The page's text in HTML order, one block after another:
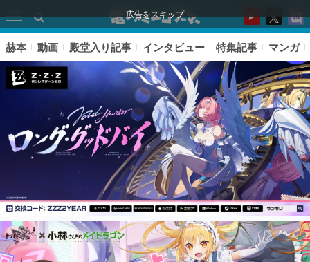
広告をスキップ
ピックアップ
赫本 動画 殿堂入り記事 インタビュー 特集記事 マンガ